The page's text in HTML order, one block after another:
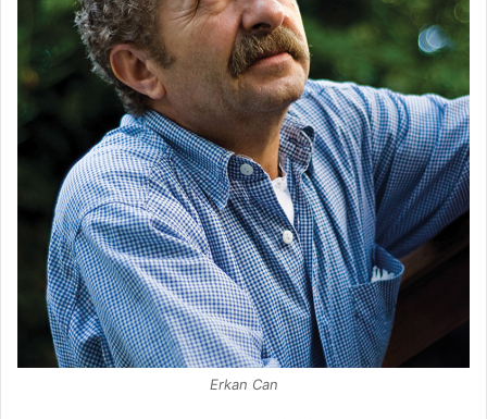
Erkan Can